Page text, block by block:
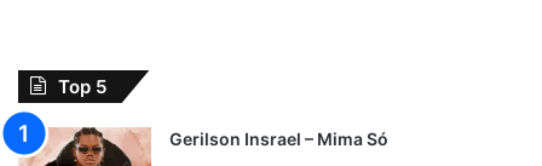
Top 5
Gerilson Insrael – Mima Só